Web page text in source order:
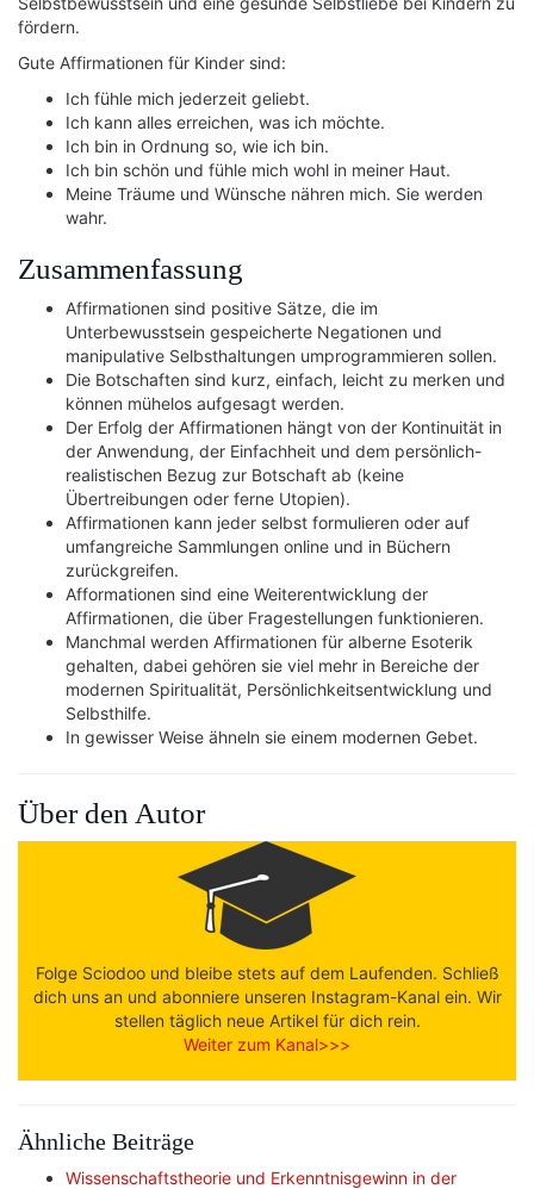
fördern.
Gute Affirmationen für Kinder sind:
Ich fühle mich jederzeit geliebt.
Ich kann alles erreichen, was ich möchte.
Ich bin in Ordnung so, wie ich bin.
Ich bin schön und fühle mich wohl in meiner Haut.
Meine Träume und Wünsche nähren mich. Sie werden
wahr.
Zusammenfassung
Affirmationen sind positive Sätze, die im
Unterbewusstsein gespeicherte Negationen und
manipulative Selbsthaltungen umprogrammieren sollen.
Die Botschaften sind kurz, einfach, leicht zu merken und
können mühelos aufgesagt werden.
Der Erfolg der Affirmationen hängt von der Kontinuität in
der Anwendung, der Einfachheit und dem persönlich-
realistischen Bezug zur Botschaft ab (keine
Übertreibungen oder ferne Utopien).
Affirmationen kann jeder selbst formulieren oder auf
umfangreiche Sammlungen online und in Büchern
zurückgreifen.
Afformationen sind eine Weiterentwicklung der
Affirmationen, die über Fragestellungen funktionieren.
Manchmal werden Affirmationen für alberne Esoterik
gehalten, dabei gehören sie viel mehr in Bereiche der
modernen Spiritualität, Persönlichkeitsentwicklung und
Selbsthilfe.
In gewisser Weise ähneln sie einem modernen Gebet.
Über den Autor
Folge Sciodoo und bleibe stets auf dem Laufenden. Schließ
dich uns an und abonniere unseren Instagram-Kanal ein. Wir
stellen täglich neue Artikel für dich rein.
Weiter zum Kanal>>>
Ähnliche Beiträge
Wissenschaftstheorie und Erkenntnisgewinn in der